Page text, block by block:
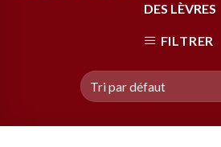
DES LÈVRES
FILTRER